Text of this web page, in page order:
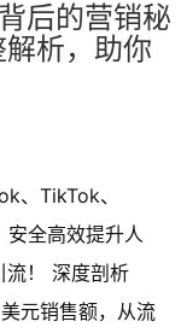
后的营销秘
析，助你
、TikTok、
全高效提升人
流！ 深度剖析
元销售额，从流